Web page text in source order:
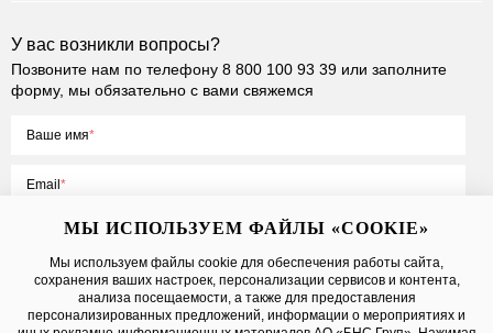
У вас возникли вопросы?
Позвоните нам по телефону 8 800 100 93 39 или заполните
форму, мы обязательно с вами свяжемся
Ваше имя
Email
Нажимая на кнопку «Отправить», вы принимаете условияПубличной
оферты, даетесогласие на обработку персональных данных
МЫ ИСПОЛЬЗУЕМ ФАЙЛЫ «COOKIE»
Мы используем файлы cookie для обеспечения работы сайта,
сохранения ваших настроек, персонализации сервисов и контента,
анализа посещаемости, а также для предоставления
персонализированных предложений, информации о мероприятиях и